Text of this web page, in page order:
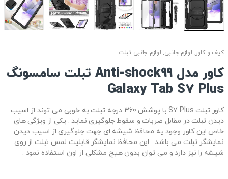
کیف و کاور, لوازم جانبی, لوازم جانبی تبلت
کاور مدل Anti-shock99 تبلت سامسونگ
Galaxy Tab S7 Plus
کاور تبلت S7 Plus با پوشش 360 درجه تبلت به خوبی می توند از اسیب
دیدن تبلت در مقابل ضربات و سقوط جلوگیری نماید . یکی از ویژگی های
خاص این کاور وجود یه محافظ شیشه ای جهت جلوگیری از اسیب دیدن
نمایشگر تبلت می باشد . این محافظ نمایشگر قابلیت لمس تبلت از روی
شیشه را نیز دارد و می توان بدون هیچ مشکلی از اون استفاده نمود .